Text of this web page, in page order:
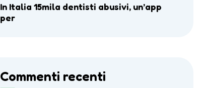
In Italia 15mila dentisti abusivi, un’app
per
Commenti recenti